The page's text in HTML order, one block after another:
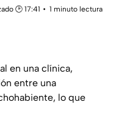
🕑 17:41
1 minuto lectura
en una clínica,
entre una
lo que